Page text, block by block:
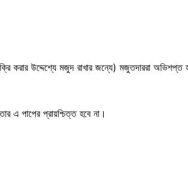
করার উদ্দেশ্যে মজুদ রাখার জন্যে) মজুতদাররা অভিশপ্ত
এ পাপের প্রায়শ্চিত্ত হবে না।